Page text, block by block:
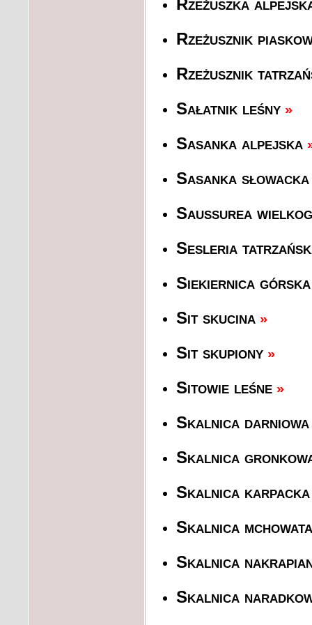
Rzeżuszka
Rzeżusznik
Rzeżusznik
Sałatnik leśny »
Sasanka alpejska
Sasanka
Saussurea
Sesleria
Siekiernica górska
Sit skucina »
Sit skupiony »
Sitowie leśne »
Skalnica darniowa
Skalnica
Skalnica karpacka
Skalnica mchowata
Skalnica
Skalnica